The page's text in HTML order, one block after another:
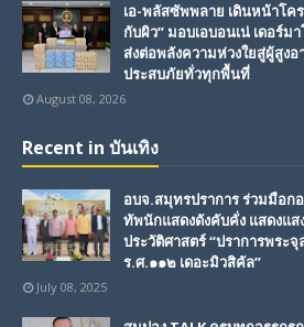
เอ-พลัสซัพพลาย เดินหน้าโค
กับผิว” มอบเอบอนเน่ เดอร์
ส่งต่อพลังความห่วงใยสู่ผู้สูงอ
ประสบภัยทั่วทุกพื้นที่
August 08, 2026
Recent in บันเทิง
อบจ.สมุทรปราการ ร่วมมือก
ทัพนักแสดงดังคับคั่ง แสดงแส
ประวัติศาสตร์ “ปราการพระ
ร.ศ.๑๑๒ เดอะมิวสิคัล”
July 08, 2025